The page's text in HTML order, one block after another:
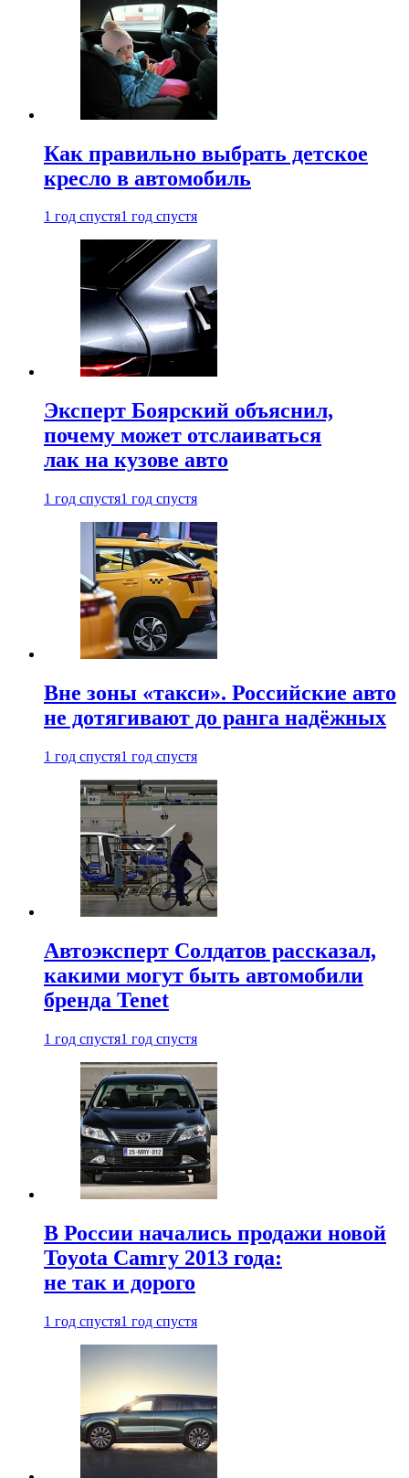
Как правильно выбрать детское
кресло в автомобиль
1 год спустя1 год спустя
Эксперт Боярский объяснил,
почему может отслаиваться
лак на кузове авто
1 год спустя1 год спустя
Вне зоны «такси». Российские авто
не дотягивают до ранга надёжных
1 год спустя1 год спустя
Автоэксперт Солдатов рассказал,
какими могут быть автомобили
бренда Tenet
1 год спустя1 год спустя
В России начались продажи новой
Toyota Camry 2013 года:
не так и дорого
1 год спустя1 год спустя